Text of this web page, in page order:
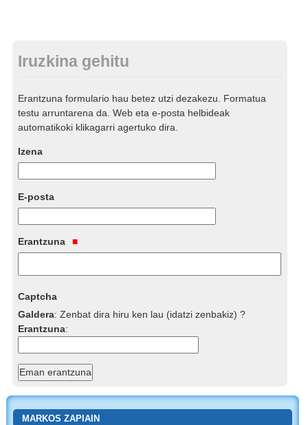
Iruzkina gehitu
Erantzuna formulario hau betez utzi dezakezu. Formatua
testu arruntarena da. Web eta e-posta helbideak
automatikoki klikagarri agertuko dira.
Izena
E-posta
Erantzuna
Captcha
Galdera:Zenbat dira hiru ken lau (idatzi zenbakiz) ?
Erantzuna:
MARKOS ZAPIAIN